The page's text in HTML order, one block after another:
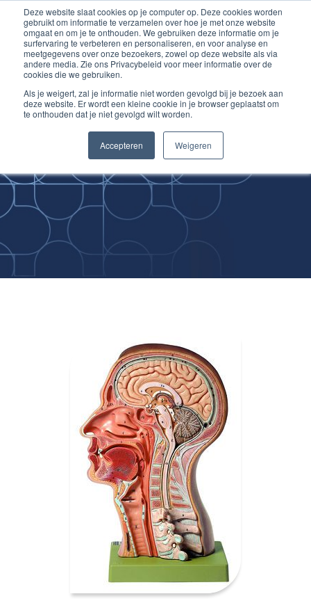
Deze website slaat cookies op je computer op. Deze cookies worden
gebruikt om informatie te verzamelen over hoe je met onze website
omgaat en om je te onthouden. We gebruiken deze informatie om je
surfervaring te verbeteren en personaliseren, en voor analyse en
meetgegevens over onze bezoekers, zowel op deze website als via
andere media. Zie ons Privacybeleid voor meer informatie over de
cookies die we gebruiken.
Als je weigert, zal je informatie niet worden gevolgd bij je bezoek aan
deze website. Er wordt een kleine cookie in je browser geplaatst om
te onthouden dat je niet gevolgd wilt worden.
Accepteren Weigeren
Inloggen account
Ga
naar
de
inhoud
Improving
Medical Skills